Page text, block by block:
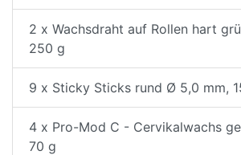
2 x Wachsdraht auf Rollen hart
250 g
9 x Sticky Sticks rund Ø 5,0 mm,
4 x Pro-Mod C - Cervikalwachs
70 g